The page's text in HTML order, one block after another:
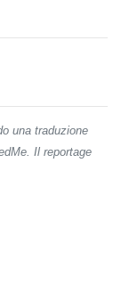
una traduzione
Il reportage